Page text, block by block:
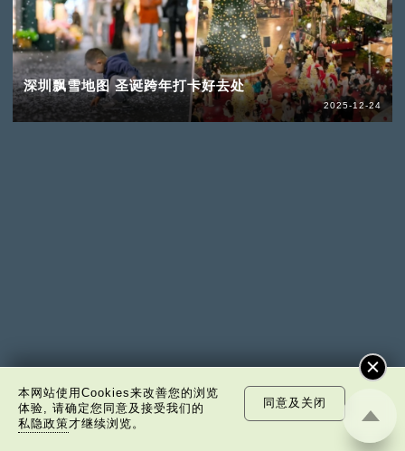
深圳飘雪地图 圣诞跨年打卡好去处
2025-12-24
本网站使用Cookies来改善您的浏览
体验, 请确定您同意及接受我们的
私隐政策才继续浏览。
同意及关闭